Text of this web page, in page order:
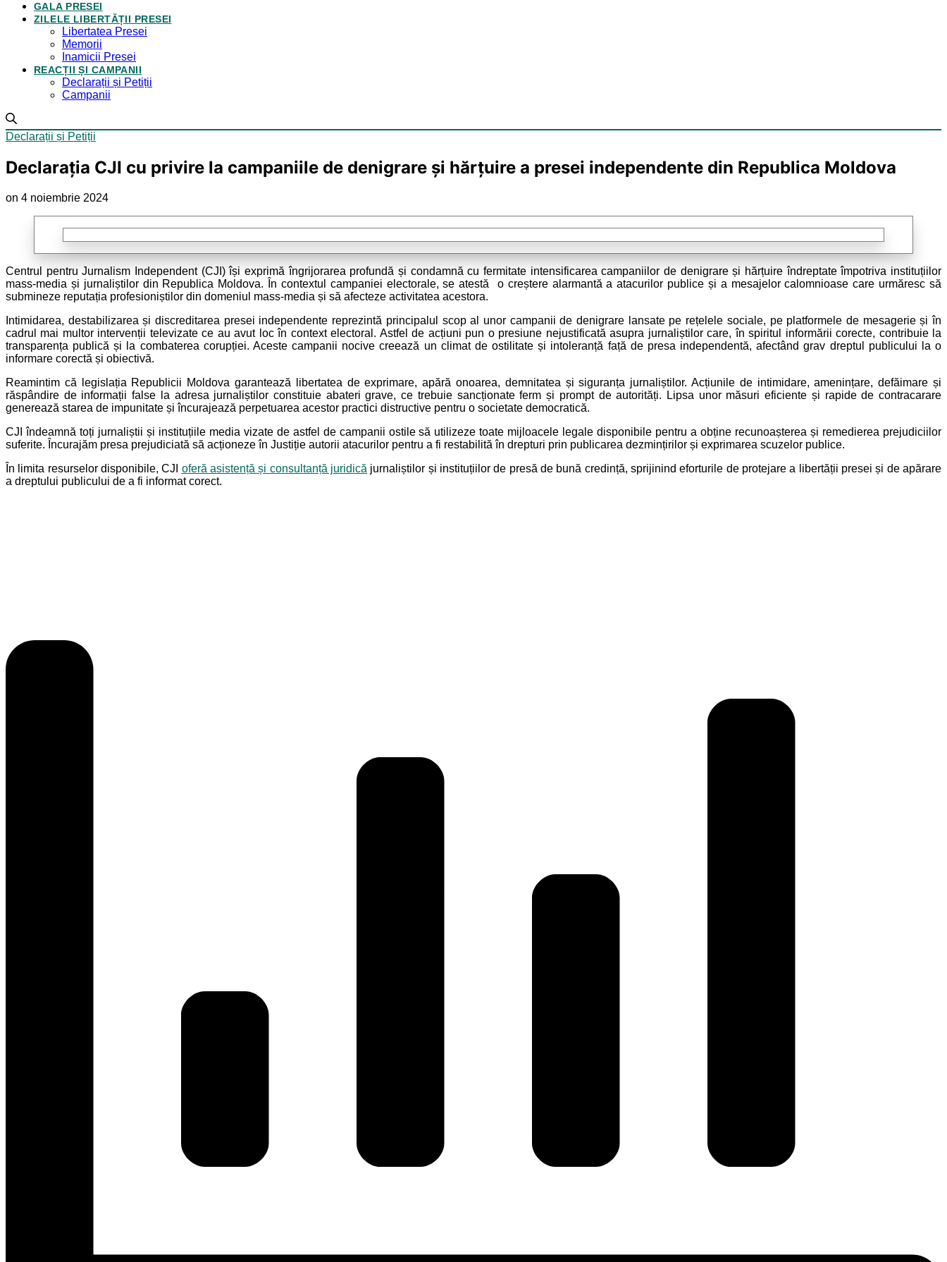
GALA PRESEI
ZILELE LIBERTĂȚII PRESEI
Libertatea Presei
Memorii
Inamicii Presei
REACȚII ȘI CAMPANII
Declarații și Petiții
Campanii
Declarații și Petiții
Declarația CJI cu privire la campaniile de denigrare și hărțuire a presei independente din Republica Moldova
on 4 noiembrie 2024
Centrul pentru Jurnalism Independent (CJI) își exprimă îngrijorarea profundă și condamnă cu fermitate intensificarea campaniilor de denigrare și hărțuire îndreptate împotriva instituțiilor
mass-media și jurnaliștilor din Republica Moldova. În contextul campaniei electorale, se atestă o creștere alarmantă a atacurilor publice și a mesajelor calomnioase care urmăresc să
submineze reputația profesioniștilor din domeniul mass-media și să afecteze activitatea acestora.
Intimidarea, destabilizarea și discreditarea presei independente reprezintă principalul scop al unor campanii de denigrare lansate pe rețelele sociale, pe platformele de mesagerie și în
cadrul mai multor intervenții televizate ce au avut loc în context electoral. Astfel de acțiuni pun o presiune nejustificată asupra jurnaliștilor care, în spiritul informării corecte, contribuie la
transparența publică și la combaterea corupției. Aceste campanii nocive creează un climat de ostilitate și intoleranță față de presa independentă, afectând grav dreptul publicului la o
informare corectă și obiectivă.
Reamintim că legislația Republicii Moldova garantează libertatea de exprimare, apără onoarea, demnitatea și siguranța jurnaliștilor. Acțiunile de intimidare, amenințare, defăimare și
răspândire de informații false la adresa jurnaliștilor constituie abateri grave, ce trebuie sancționate ferm și prompt de autorități. Lipsa unor măsuri eficiente și rapide de contracarare
generează starea de impunitate și încurajează perpetuarea acestor practici distructive pentru o societate democratică.
CJI îndeamnă toți jurnaliștii și instituțiile media vizate de astfel de campanii ostile să utilizeze toate mijloacele legale disponibile pentru a obține recunoașterea și remedierea prejudiciilor
suferite. Încurajăm presa prejudiciată să acționeze în Justiție autorii atacurilor pentru a fi restabilită în drepturi prin publicarea dezmințirilor și exprimarea scuzelor publice.
În limita resurselor disponibile, CJI oferă asistență și consultanță juridică jurnaliștilor și instituțiilor de presă de bună credință, sprijinind eforturile de protejare a libertății presei și de apărare
a dreptului publicului de a fi informat corect.